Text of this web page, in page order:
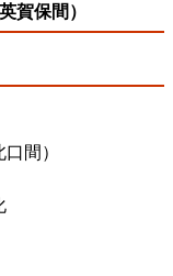
賀保間）
間）